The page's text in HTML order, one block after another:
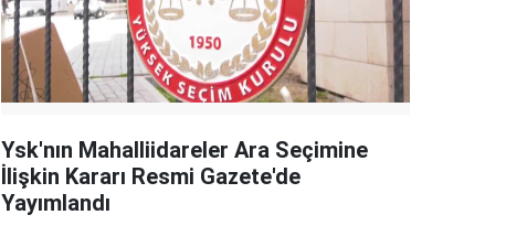
Ysk'nın Mahalliidareler Ara Seçimine
İlişkin Kararı Resmi Gazete'de
Yayımlandı